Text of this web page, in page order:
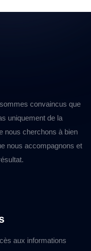
convaincus que
uniquement de la
nous cherchons à bien
nous accompagnons et
aux informations